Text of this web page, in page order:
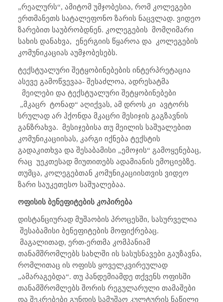
„რეალურს“, ამიტომ უმჯობესია, რომ კოლეგები
ერთმანეთს სატალეფონო ზარის ნაცვლად. ვიდეო
ზარებით საუბრობდნენ. კოლეგების მომღიმარი
სახის დანახვა,
ენერგიის წყაროა და
კოლეგების
კომუნიკაციას აუმჯობესებს.
ტექსტუალური შეტყობინებების ინტერპრეტაცია
ასევე გამოწვევაა- შესაძლოა, ადრესატმა
მეილები და ტექსტუალური შეტყობინებები
„მკაცრ ტონად“ აღიქვას, ამ დროს კი ავტორს
სრულად არ ჰქონდა მკაცრი მესიჯის გაგზავნის
განზრახვა. მესიჯებისა თუ მეილის საშუალებით
კომუნიკაციისას, კარგი იქნება ტექსტის
გადაკითხვა და შესაბამისი „ემოჯის“ გამოყენებაც,
რაც უეკთესად მიუთითებს ადამიანის ემოციებზე.
თუმცა, კოლეგებთან კომუნიკაციისთვის ვიდეო
ზარი საუკეთესო საშუალებაა.
ოფისის ბენეფიტების კოპირება
დისტანციურად მუშაობის პროცესში, სასურველია
შესაბამისი ბენეფიტების მოფიქრებაც.
მაგალითად, ერთ-ერთმა კომპანიამ
თანამშრომლებს სახლში ის სასუსნავები გაუზავნა,
რომლითაც ის ოფისს ყოველკვირეულად
„ამარაგებდა“. თუ პანდემიამდე თქვენს ოფისში
თანამშრომლებს შორის რეგულარული თამაშები
და შეკრებები გუნდის სამუშაო კულტურის ნაწილი